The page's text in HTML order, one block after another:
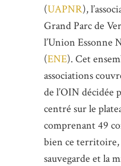
(UAPNR),
Grand Parc de
l’Union Essonne
(ENE). Cet
associations
de l’OIN décidée
centré sur le
comprenant 49
bien ce territoire,
sauvegarde et la